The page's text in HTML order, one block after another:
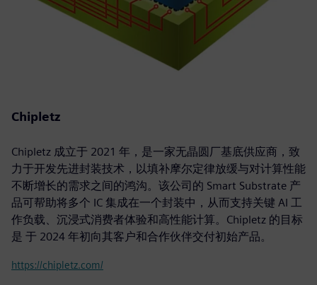
Chipletz
Chipletz 成立于 2021 年，是一家无晶圆厂基底供应商，致
力于开发先进封装技术，以填补摩尔定律放缓与对计算性能
不断增长的需求之间的鸿沟。该公司的 Smart Substrate 产
品可帮助将多个 IC 集成在一个封装中，从而支持关键 AI 工
作负载、沉浸式消费者体验和高性能计算。Chipletz 的目标
是 于 2024 年初向其客户和合作伙伴交付初始产品。
https://chipletz.com/